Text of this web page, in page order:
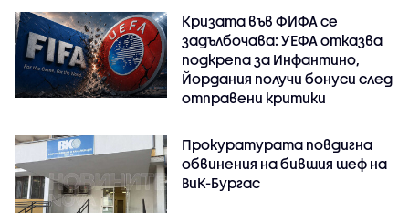
Кризата във ФИФА се
задълбочава: УЕФА отказва
подкрепа за Инфантино,
Йордания получи бонуси след
отправени критики
Прокуратурата повдигна
обвинения на бившия шеф на
ВиК-Бургас